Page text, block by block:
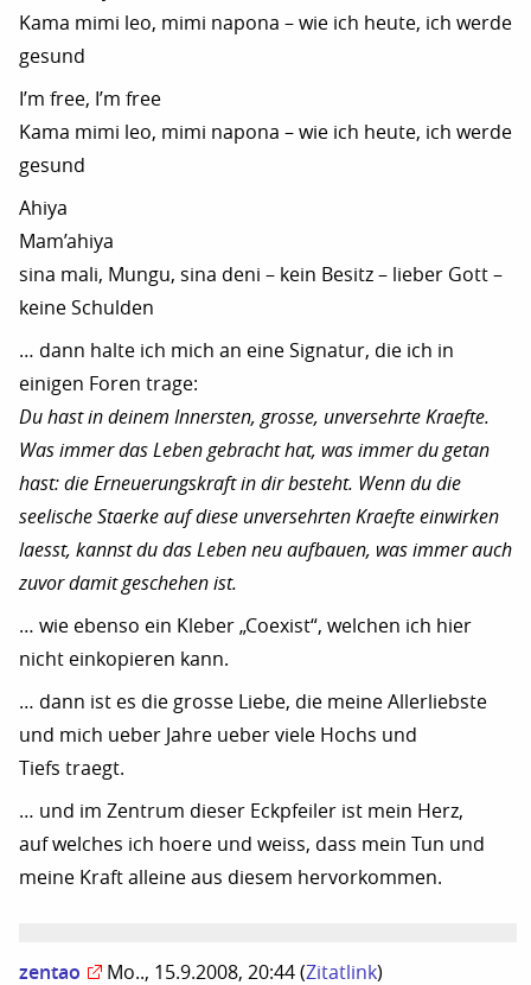
Kama mimi leo, mimi napona – wie ich heute, ich werde
gesund
I’m free, I’m free
Kama mimi leo, mimi napona – wie ich heute, ich werde
gesund
Ahiya
Mam’ahiya
sina mali, Mungu, sina deni – kein Besitz – lieber Gott –
keine Schulden
… dann halte ich mich an eine Signatur, die ich in
einigen Foren trage:
Du hast in deinem Innersten, grosse, unversehrte Kraefte.
Was immer das Leben gebracht hat, was immer du getan
hast: die Erneuerungskraft in dir besteht. Wenn du die
seelische Staerke auf diese unversehrten Kraefte einwirken
laesst, kannst du das Leben neu aufbauen, was immer auch
zuvor damit geschehen ist.
… wie ebenso ein Kleber „Coexist“, welchen ich hier
nicht einkopieren kann.
… dann ist es die grosse Liebe, die meine Allerliebste
und mich ueber Jahre ueber viele Hochs und
Tiefs traegt.
… und im Zentrum dieser Eckpfeiler ist mein Herz,
auf welches ich hoere und weiss, dass mein Tun und
meine Kraft alleine aus diesem hervorkommen.
zentao Mo.., 15.9.2008, 20:44 (Zitatlink)